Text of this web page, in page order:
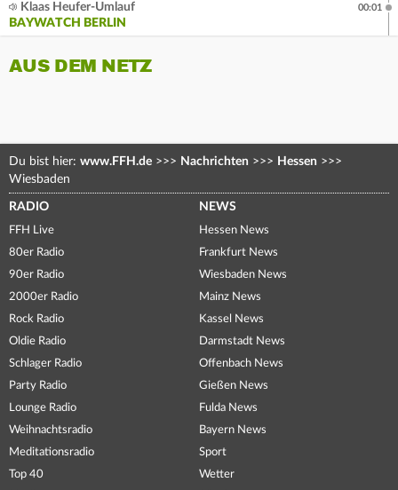
Klaas Heufer-Umlauf
BAYWATCH BERLIN
00:01
AUS DEM NETZ
Du bist hier: www.FFH.de >>> Nachrichten >>> Hessen >>>
Wiesbaden
RADIO
FFH Live
80er Radio
90er Radio
2000er Radio
Rock Radio
Oldie Radio
Schlager Radio
Party Radio
Lounge Radio
Weihnachtsradio
Meditationsradio
Top 40
NEWS
Hessen News
Frankfurt News
Wiesbaden News
Mainz News
Kassel News
Darmstadt News
Offenbach News
Gießen News
Fulda News
Bayern News
Sport
Wetter